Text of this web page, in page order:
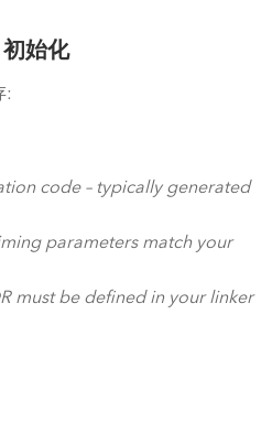
始化
:
code – typically generated
parameters match your
must be defined in your linker